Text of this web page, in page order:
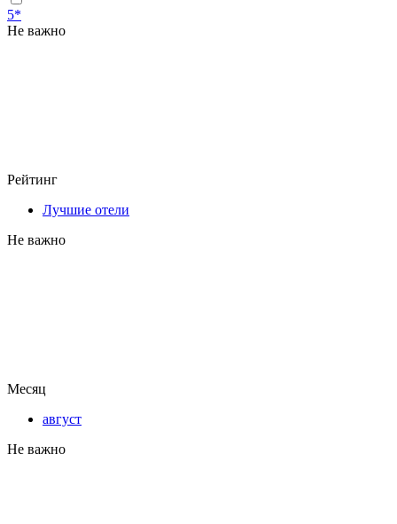
5*
Не важно
Рейтинг
Лучшие отели
Не важно
Месяц
август
Не важно